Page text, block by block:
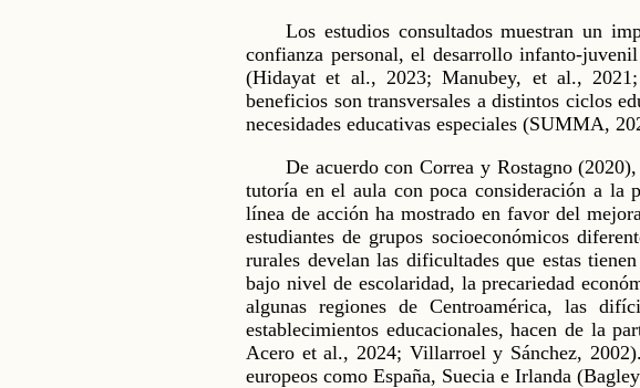
Los estudios consultados muestran un
confianza personal, el desarrollo infanto-
(Hidayat et al., 2023; Manubey, et al.,
beneficios son transversales a distintos ciclos
necesidades educativas especiales (SUMMA,
De acuerdo con Correa y Rostagno
tutoría en el aula con poca consideración a la
línea de acción ha mostrado en favor del
estudiantes de grupos socioeconómicos
rurales develan las dificultades que estas
bajo nivel de escolaridad, la precariedad
algunas regiones de Centroamérica, las
establecimientos educacionales, hacen de la
Acero et al., 2024; Villarroel y Sánchez,
europeos como España, Suecia e Irlanda